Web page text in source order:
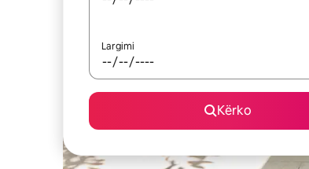
Largimi
Kërko